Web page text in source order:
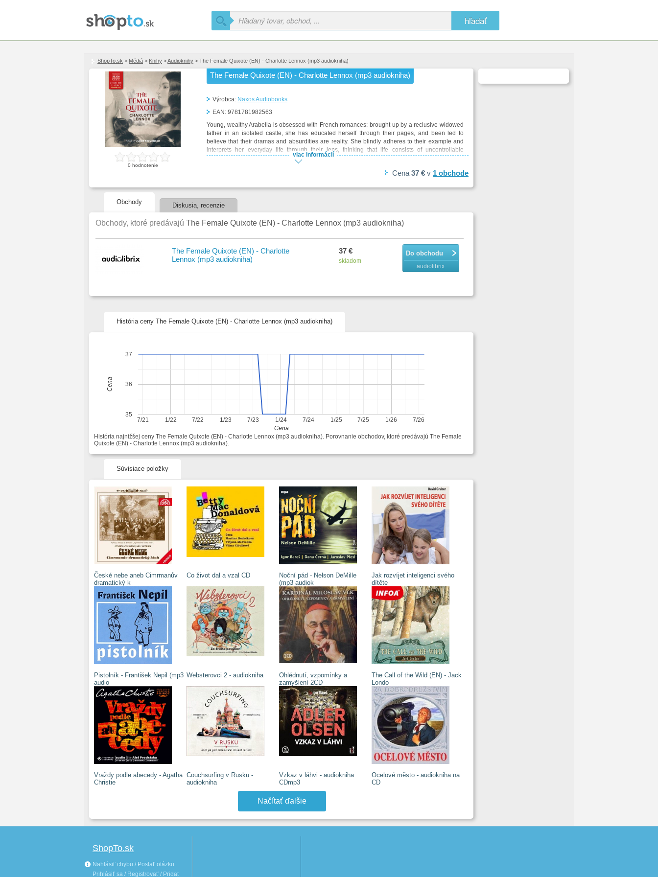
hľadať
ShopTo.sk > Médiá > Knihy >Audioknihy > The Female Quixote (EN) - Charlotte Lennox (mp3 audiokniha)
The Female Quixote (EN) - Charlotte Lennox (mp3 audiokniha)
0hodnotenie
Výrobca: Naxos Audiobooks
EAN: 9781781982563
Young, wealthy Arabella is obsessed with French romances: brought up by a reclusive widowed
father in an isolated castle, she has educated herself through their pages, and been led to
believe that their dramas and absurdities are reality. She blindly adheres to their example and
interprets her everyday life through their lens, thinking that life consists of uncontrollable
passions and murderous violence, and that any man would die for her.
viac informácií
Cena 37 € v 1 obchode
Obchody Diskusia, recenzie
Obchody, ktoré predávajú The Female Quixote (EN) - Charlotte Lennox (mp3 audiokniha)
The Female Quixote (EN) - Charlotte
Lennox (mp3 audiokniha)
Do obchodu
audiolibrix
37 €
skladom
História ceny The Female Quixote (EN) - Charlotte Lennox (mp3 audiokniha)
1/22 1/23 1/24 1/25 1/26
7/21 7/22 7/23 7/24 7/25 7/26
35
36
37
Cena
Cena
História najnižšej ceny The Female Quixote (EN) - Charlotte Lennox (mp3 audiokniha). Porovnanie obchodov, ktoré predávajú The Female
Quixote (EN) - Charlotte Lennox (mp3 audiokniha).
Súvisiace položky
České nebe aneb Cimrmanův
dramatický k
Co život dal a vzal CD
Noční pád - Nelson DeMille
(mp3 audiok
Jak rozvíjet inteligenci svého
dítěte
Pistolník - František Nepil (mp3
audio
Websterovci 2 - audiokniha
Ohlédnutí, vzpomínky a
zamyšlení 2CD
The Call of the Wild (EN) - Jack
Londo
Vraždy podle abecedy - Agatha
Christie
Couchsurfing v Rusku -
audiokniha
Vzkaz v láhvi - audiokniha
CDmp3
Ocelové město - audiokniha na
CD
Načítať ďalšie
ShopTo.sk
Nahlásiť chybu / Poslať otázku
Prihlásiť sa / Registrovať / Pridat